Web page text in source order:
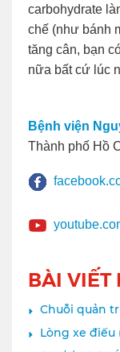
carbohydrate
chế (như bánh
tăng cân, bạn
nữa bất cứ lúc
Bệnh viện
Thành phố Hồ
BÀI VIẾT
Chuỗi quản
Lòng xe điếu